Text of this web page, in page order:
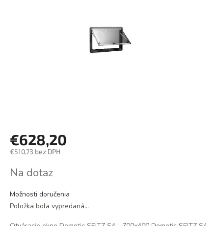
€628,20
€510,73 bez DPH
cena:
Na dotaz
Možnosti doručenia
Položka bola vypredaná…